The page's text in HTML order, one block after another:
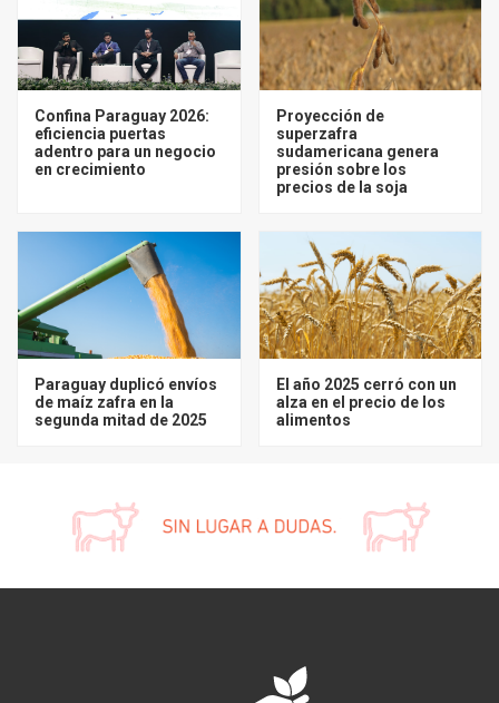
Confina Paraguay 2026:
eficiencia puertas
adentro para un negocio
en crecimiento
Proyección de
superzafra
sudamericana genera
presión sobre los
precios de la soja
Paraguay duplicó envíos
de maíz zafra en la
segunda mitad de 2025
El año 2025 cerró con un
alza en el precio de los
alimentos